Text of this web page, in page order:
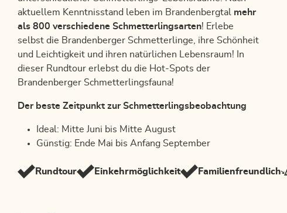
aktuellem Kenntnisstand leben im Brandenbergtal mehr
als 800 verschiedene Schmetterlingsarten! Erlebe
selbst die Brandenberger Schmetterlinge, ihre Schönheit
und Leichtigkeit und ihren natürlichen Lebensraum! In
dieser Rundtour erlebst du die Hot-Spots der
Brandenberger Schmetterlingsfauna!
Der beste Zeitpunkt zur Schmetterlingsbeobachtung
Ideal: Mitte Juni bis Mitte August
Günstig: Ende Mai bis Anfang September
Rundtour Einkehrmöglichkeit Familienfreundlich